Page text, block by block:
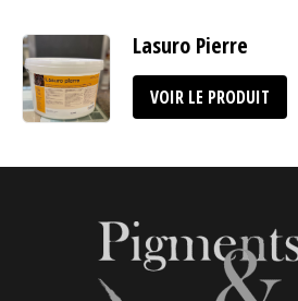
Lasuro Pierre
VOIR LE PRODUIT